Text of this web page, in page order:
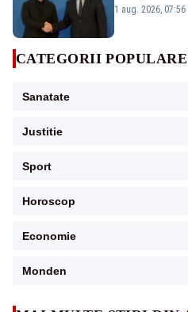
înalții oficiali
1 aug. 2026, 07:56
CATEGORII POPULARE
Sanatate
Justitie
Sport
Horoscop
Economie
Monden